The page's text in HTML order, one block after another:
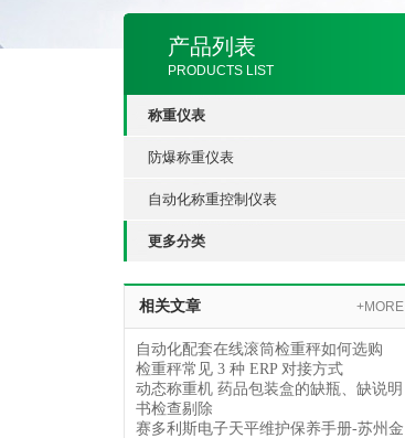
产品列表
PRODUCTS LIST
称重仪表
防爆称重仪表
自动化称重控制仪表
更多分类
相关文章 +MORE
自动化配套在线滚筒检重秤如何选购
检重秤常见 3 种 ERP 对接方式
动态称重机 药品包装盒的缺瓶、缺说明
书检查剔除
赛多利斯电子天平维护保养手册-苏州金